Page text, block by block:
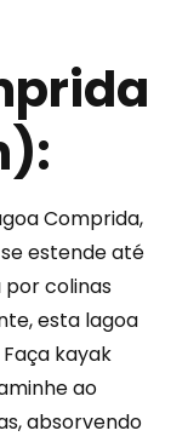
Comprida,
estende até
por colinas
esta lagoa
kayak
ao
absorvendo